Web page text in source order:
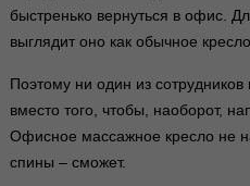
быстренько вернуться в офис.
выглядит оно как обычное
Поэтому ни один из
вместо того, чтобы, наоборот,
Офисное массажное кресло не
спины – сможет.